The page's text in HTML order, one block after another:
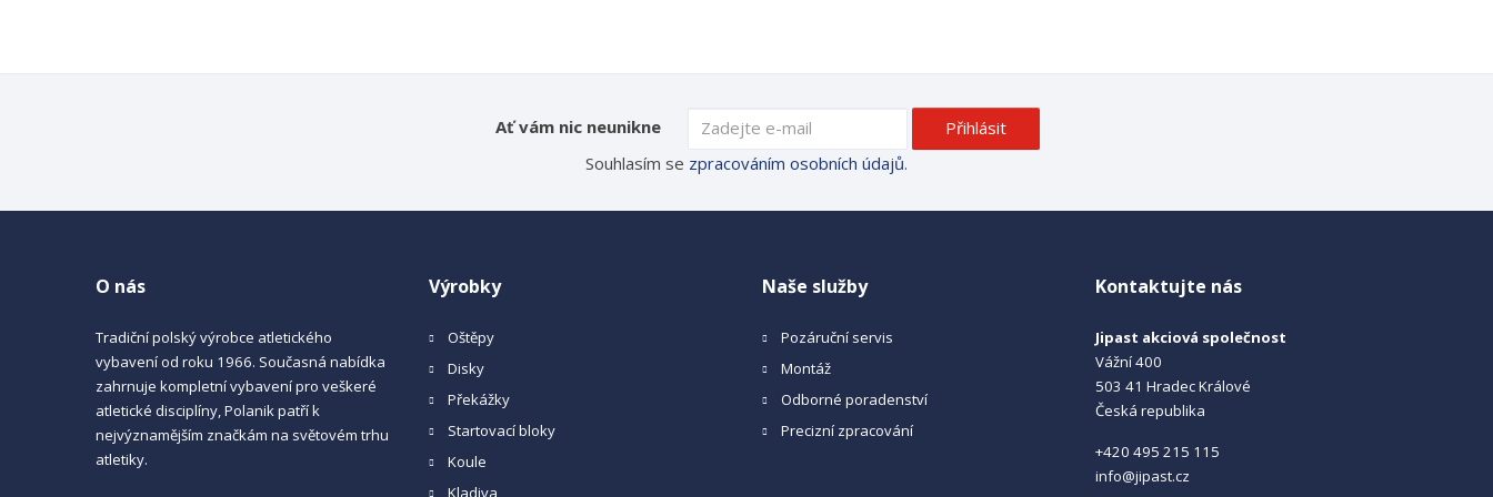
Ať vám nic neunikne
Přihlásit
Souhlasím se zpracováním osobních údajů.
O nás
Tradiční polský výrobce atletického
vybavení od roku 1966. Současná nabídka
zahrnuje kompletní vybavení pro veškeré
atletické disciplíny, Polanik patří k
nejvýznamějším značkám na světovém trhu
atletiky.
Výrobky
Oštěpy
Disky
Překážky
Startovací bloky
Koule
Kladiva
Naše služby
Pozáruční servis
Montáž
Odborné poradenství
Precizní zpracování
Kontaktujte nás
Jipast akciová společnost
Vážní 400
503 41 Hradec Králové
Česká republika
+420 495 215 115
info@jipast.cz